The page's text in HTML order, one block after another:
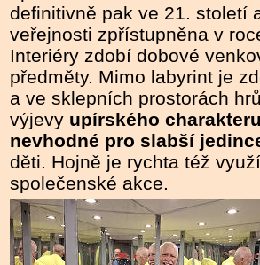
definitivně pak ve 21. století
veřejnosti zpřístupněna v
Interiéry zdobí dobové
předměty. Mimo labyrint je
a ve sklepních prostorách
výjevy upírského charakteru
nevhodné pro slabší
děti. Hojně je rychta též
společenské akce.